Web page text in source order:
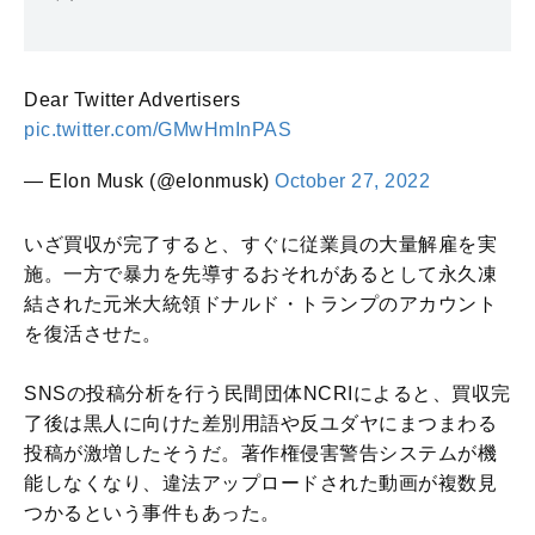
Dear Twitter Advertisers
pic.twitter.com/GMwHmInPAS
— Elon Musk (@elonmusk) October 27, 2022
いざ買収が完了すると、すぐに従業員の大量解雇を実
施。一方で暴力を先導するおそれがあるとして永久凍
結された元米大統領ドナルド・トランプのアカウント
を復活させた。
SNSの投稿分析を行う民間団体NCRIによると、買収完
了後は黒人に向けた差別用語や反ユダヤにまつまわる
投稿が激増したそうだ。著作権侵害警告システムが機
能しなくなり、違法アップロードされた動画が複数見
つかるという事件もあった。